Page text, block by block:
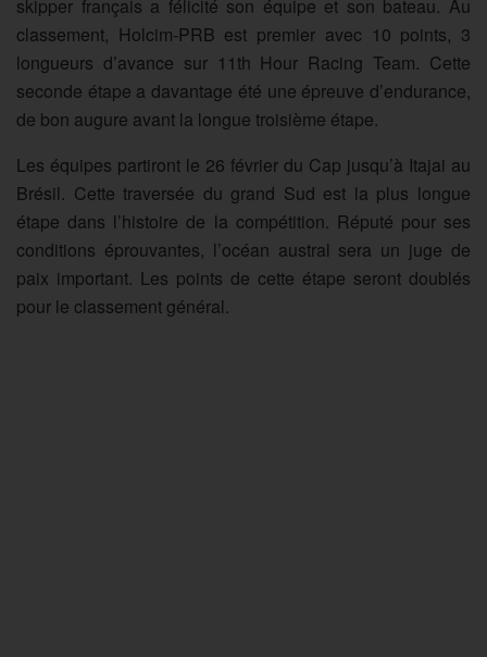
skipper français a félicité son équipe et son bateau. Au
classement, Holcim-PRB est premier avec 10 points, 3
longueurs d’avance sur 11th Hour Racing Team. Cette
seconde étape a davantage été une épreuve d’endurance,
de bon augure avant la longue troisième étape.
Les équipes partiront le 26 février du Cap jusqu’à Itajai au
Brésil. Cette traversée du grand Sud est la plus longue
étape dans l’histoire de la compétition. Réputé pour ses
conditions éprouvantes, l’océan austral sera un juge de
paix important. Les points de cette étape seront doublés
pour le classement général.